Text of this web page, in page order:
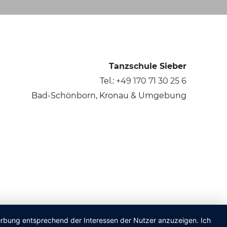
entsprechend der Interessen der Nutzer anzuzeigen. Ich
Tanzschule Sieber
Tel.: +49 170 71 30 25 6
Bad-Schönborn, Kronau & Umgebung